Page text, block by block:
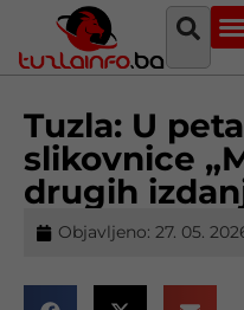
Tuzla: U
slikovnice
drugih
Objavljeno: 27. 05.